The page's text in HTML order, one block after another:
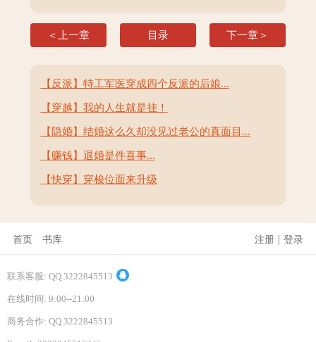
＜上一章 目录 下一章＞
【反派】特工军医穿成四个反派的后娘...
【穿越】我的人生就是挂！
【隐婚】结婚这么久却没见过老公的真面目...
【赚钱】退婚是件喜事...
【快穿】穿梭位面来升级
首页 书库 注册 | 登录
联系客服: QQ 3222845513
在线时间: 9:00--21:00
商务合作: QQ 3222845513